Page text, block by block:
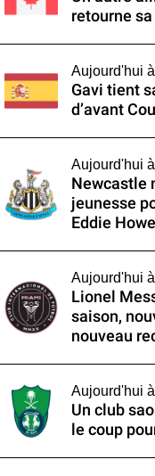
retourne
Aujourd'hui
Gavi tient
d’avant
Aujourd'hui
Newcastle
jeunesse
Eddie Howe
Aujourd'hui
Lionel
saison,
nouveau
Aujourd'hui
Un club
le coup